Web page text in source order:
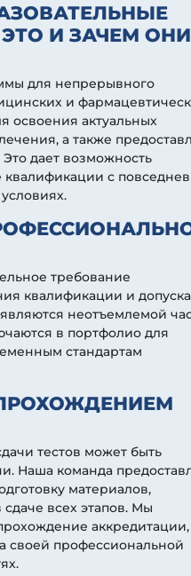
И ЗАЧЕМ ОНИ
для непрерывного
и
освоения актуальных
а также
дает возможность
с
требование
квалификации и
неотъемлемой
в портфолио для
стандартам
тестов может быть
Наша команда
материалов,
всех этапов. Мы
аккредитации,
своей профессиональной